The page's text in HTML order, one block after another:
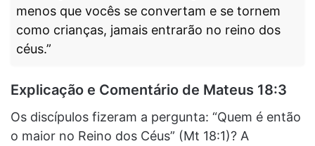
menos que vocês se convertam e se tornem
como crianças, jamais entrarão no reino dos
céus.”
Explicação e Comentário de Mateus 18:3
Os discípulos fizeram a pergunta: “Quem é então
o maior no Reino dos Céus” (Mt 18:1)? A